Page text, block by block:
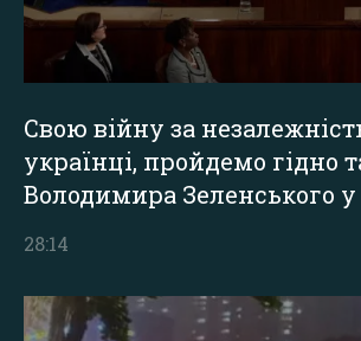
Свою війну за
українці, пройдемо гідно
Володимира Зеленського у
28:14